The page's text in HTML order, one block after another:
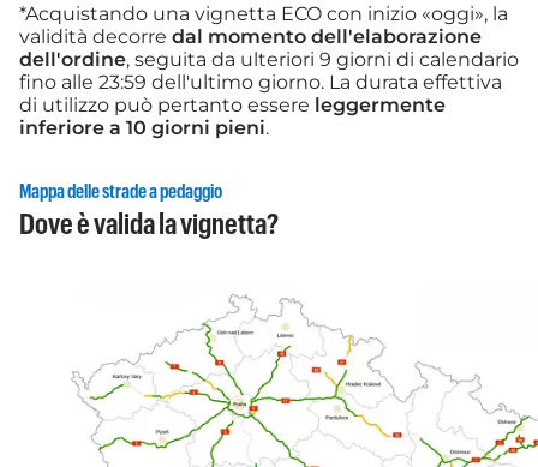
*Acquistando una vignetta ECO con inizio «oggi», la
validità decorre dal momento dell'elaborazione
dell'ordine, seguita da ulteriori 9 giorni di calendario
fino alle 23:59 dell'ultimo giorno. La durata effettiva
di utilizzo può pertanto essere leggermente
inferiore a 10 giorni pieni.
Mappa delle strade a pedaggio
Dove è valida la vignetta?